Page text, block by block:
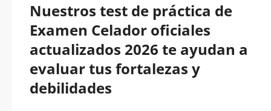
Nuestros test de práctica de
Examen Celador oficiales
actualizados 2026 te ayudan a
evaluar tus fortalezas y
debilidades